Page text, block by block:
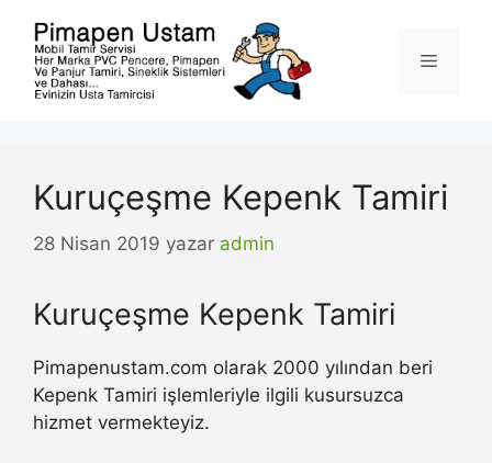
Menü
Kuruçeşme Kepenk Tamiri
28 Nisan 2019 yazar admin
Kuruçeşme Kepenk Tamiri
Pimapenustam.com olarak 2000 yılından beri
Kepenk Tamiri işlemleriyle ilgili kusursuzca
hizmet vermekteyiz.